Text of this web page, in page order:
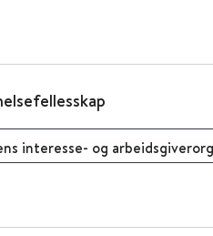
interesse- og